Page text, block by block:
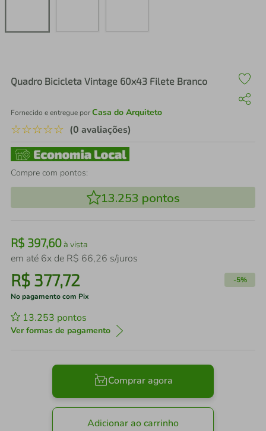
Quadro Bicicleta Vintage 60x43 Filete Branco
Fornecido e entregue porCasa do Arquiteto
☆☆☆☆☆ (0 avaliações)
Compre com pontos:
13.253 pontos
R$ 397,60à vista
em até 6x de R$ 66,26 s/juros
R$ 377,72 -5%
No pagamento com Pix
13.253 pontos
Ver formas de pagamento
Comprar agora
Adicionar ao carrinho